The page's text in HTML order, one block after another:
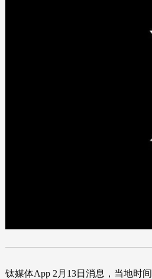
钛媒体App 2月13日消息，当地时